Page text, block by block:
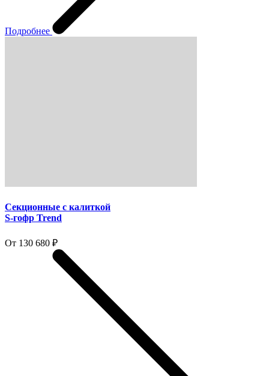
Подробнее
Секционные с калиткой
S-гофр Trend
От 130 680 ₽